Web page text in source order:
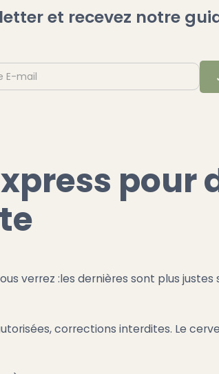
et recevez notre
pour
verrez :les dernières sont plus justes
corrections interdites. Le